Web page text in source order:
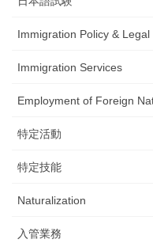
Immigration Policy &
Immigration Services
Employment of Foreign
特定活動
特定技能
Naturalization
入管業務